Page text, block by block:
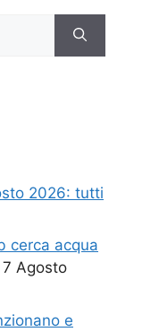
2026: tutti
cerca acqua
7 Agosto
e